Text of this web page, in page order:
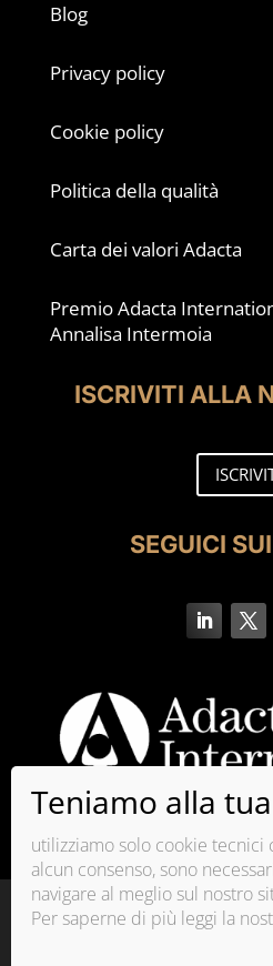
Blog
Privacy policy
Cookie policy
Politica della qualità
Carta dei valori Adacta
Premio Adacta
Annalisa Intermoia
ISCRIVITI ALLA
SEGUICI
La qualità del sistema di
International è certificata
utilizziamo solo cookie
alcun consenso, sono
navigare al meglio sul nostro
Per saperne di più leggi la